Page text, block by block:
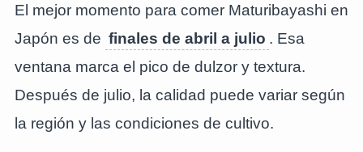
El mejor momento para comer Maturibayashi en
Japón es de finales de abril a julio . Esa
ventana marca el pico de dulzor y textura.
Después de julio, la calidad puede variar según
la región y las condiciones de cultivo.